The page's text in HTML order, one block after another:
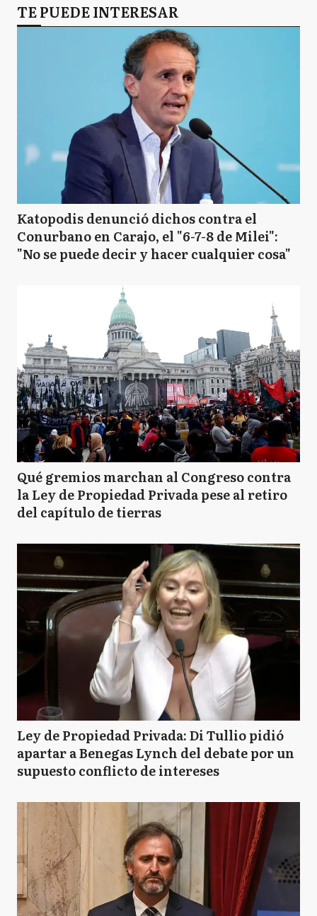
TE PUEDE INTERESAR
Katopodis denunció dichos contra el
Conurbano en Carajo, el "6-7-8 de Milei":
"No se puede decir y hacer cualquier cosa"
Qué gremios marchan al Congreso contra
la Ley de Propiedad Privada pese al retiro
del capítulo de tierras
Ley de Propiedad Privada: Di Tullio pidió
apartar a Benegas Lynch del debate por un
supuesto conflicto de intereses